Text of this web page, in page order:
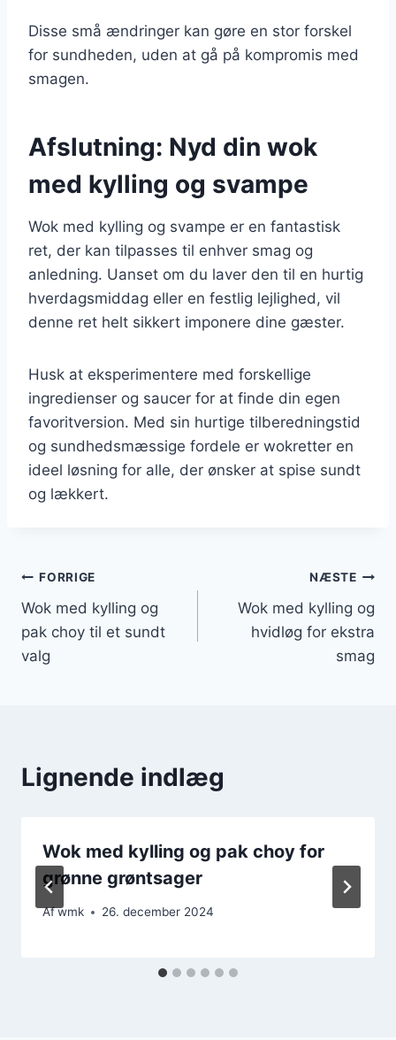
Disse små ændringer kan gøre en stor forskel
for sundheden, uden at gå på kompromis med
smagen.
Afslutning: Nyd din wok
med kylling og svampe
Wok med kylling og svampe er en fantastisk
ret, der kan tilpasses til enhver smag og
anledning. Uanset om du laver den til en hurtig
hverdagsmiddag eller en festlig lejlighed, vil
denne ret helt sikkert imponere dine gæster.
Husk at eksperimentere med forskellige
ingredienser og saucer for at finde din egen
favoritversion. Med sin hurtige tilberedningstid
og sundhedsmæssige fordele er wokretter en
ideel løsning for alle, der ønsker at spise sundt
og lækkert.
Indlægsnavigation
FORRIGE
Wok med kylling og
pak choy til et sundt
valg
NÆSTE
Wok med kylling og
hvidløg for ekstra
smag
Lignende indlæg
Wok med kylling og pak choy for
grønne grøntsager
Afwmk 26. december 2024